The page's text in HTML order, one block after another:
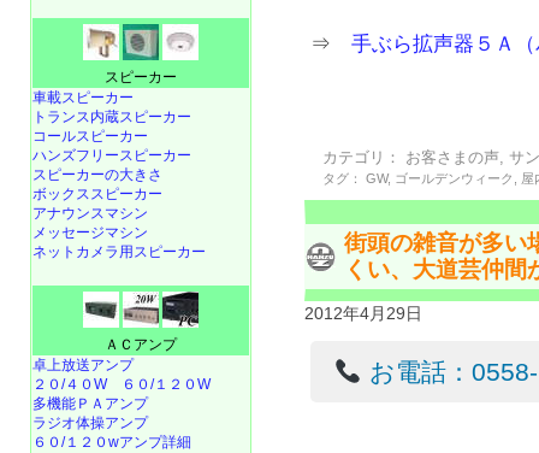
⇒手ぶら拡声器５Ａ
カテゴリ： お客さまの声 ,サ
タグ： GW, ゴールデンウィーク 屋
街頭の雑音が多い
くい、大道芸仲間
2012年4月29日
お電話：
スピーカー
車載スピーカー
トランス内蔵スピーカー
コールスピーカー
ハンズフリースピーカー
スピーカーの大きさ
ボックススピーカー
アナウンスマシン
メッセージマシン
ネットカメラ用スピーカー
ＡＣアンプ
卓上放送アンプ
２０/４０W
６０/１２０W
多機能ＰＡアンプ
ラジオ体操アンプ
６０/１２０wアンプ詳細